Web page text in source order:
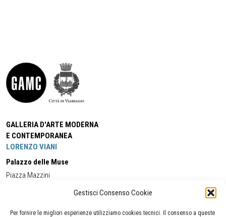
Gestisci Consenso Cookie
Per fornire le migliori esperienze utilizziamo cookies tecnici. Il consenso a queste
GALLERIA D'ARTE MODERNA
E CONTEMPORANEA
LORENZO VIANI
Palazzo delle Muse
Piazza Mazzini
Cell:+39 338 5714978 (orario apertura Galleria)
Tel:
+39 0584 944580
(orario 09.00/13.00)